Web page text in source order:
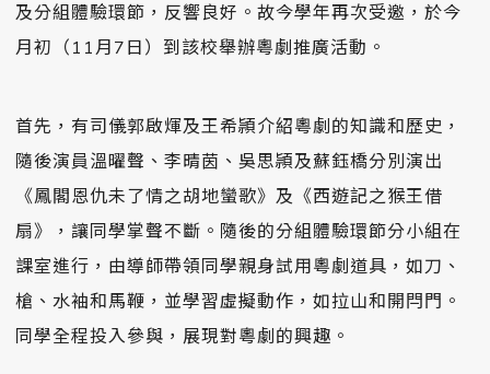
及分組體驗環節，反響良好。故今學年再次受邀，於今
月初（11月7日）到該校舉辦粵劇推廣活動。
首先，有司儀郭啟煇及王希頴介紹粵劇的知識和歷史，
隨後演員溫曜聲、李晴茵、吳思頴及蘇鈺橋分別演出
《鳳閣恩仇未了情之胡地蠻歌》及《西遊記之猴王借
扇》，讓同學掌聲不斷。隨後的分組體驗環節分小組在
課室進行，由導師帶領同學親身試用粵劇道具，如刀、
槍、水袖和馬鞭，並學習虛擬動作，如拉山和開閂門。
同學全程投入參與，展現對粵劇的興趣。